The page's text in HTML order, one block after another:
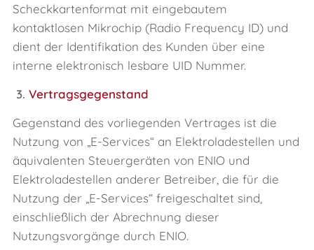
Scheckkartenformat mit eingebautem
kontaktlosen Mikrochip (Radio Frequency ID) und
dient der Identifikation des Kunden über eine
interne elektronisch lesbare UID Nummer.
3. Vertragsgegenstand
Gegenstand des vorliegenden Vertrages ist die
Nutzung von „E‑Services“ an Elektroladestellen und
äquivalenten Steuergeräten von ENIO und
Elektroladestellen anderer Betreiber, die für die
Nutzung der „E‑Services“ freigeschaltet sind,
einschließlich der Abrechnung dieser
Nutzungsvorgänge durch ENIO.